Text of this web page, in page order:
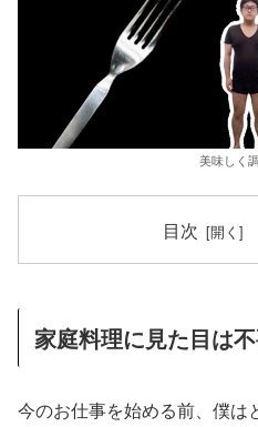
美味しく
目次
家庭料理に見た目は不
今のお仕事を始める前、僕は